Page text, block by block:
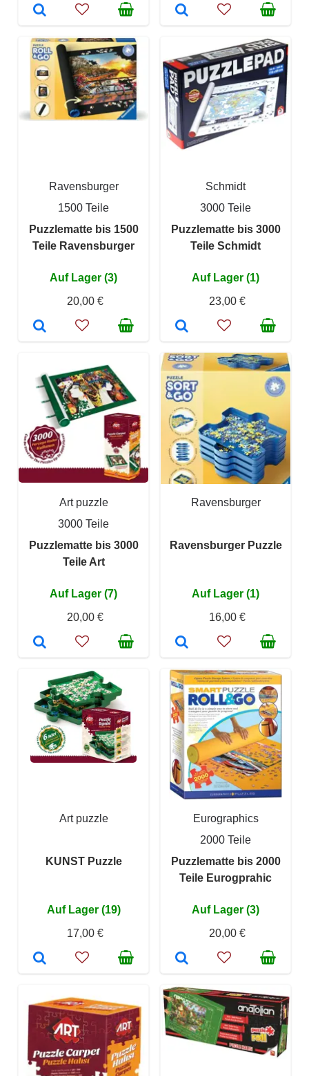
Ravensburger
1500 Teile
Puzzlematte bis 1500
Teile Ravensburger
Auf Lager (3)
20,00 €
Schmidt
3000 Teile
Puzzlematte bis 3000
Teile Schmidt
Auf Lager (1)
23,00 €
Art puzzle
3000 Teile
Puzzlematte bis 3000
Teile Art
Auf Lager (7)
20,00 €
Ravensburger
Ravensburger Puzzle
Auf Lager (1)
16,00 €
Art puzzle
KUNST Puzzle
Auf Lager (19)
17,00 €
Eurographics
2000 Teile
Puzzlematte bis 2000
Teile Eurogprahic
Auf Lager (3)
20,00 €